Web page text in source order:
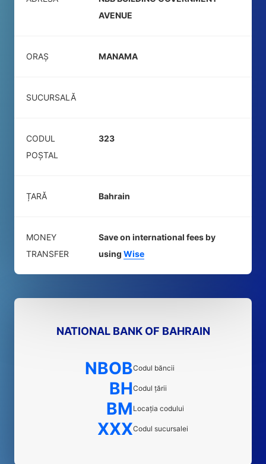
AVENUE
ORAȘ MANAMA
SUCURSALĂ
CODUL
POŞTAL
323
ȚARĂ Bahrain
MONEY
TRANSFER
Save on international fees by
using Wise
NATIONAL BANK OF BAHRAIN
NBOBCodul băncii
BHCodul țării
BM Locația codului
XXXCodul sucursalei